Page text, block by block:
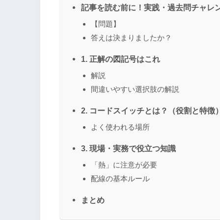
記事を読む前に！実践・過去問チャレ
【問題】
答えは決まりましたか？
1. 正解の図記号はこれ
解説
間違いやすい選択肢の解説
2. コードスイッチとは？（役割と特徴
よく使われる場所
3. 現場・実務で役立つ知識
「熱」に注意が必要
配線の基本ルール
まとめ